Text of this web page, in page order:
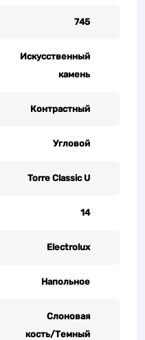
745
Искусственный
камень
Контрастный
Угловой
Torre Classic U
14
Electrolux
Напольное
Слоновая
кость/Темный